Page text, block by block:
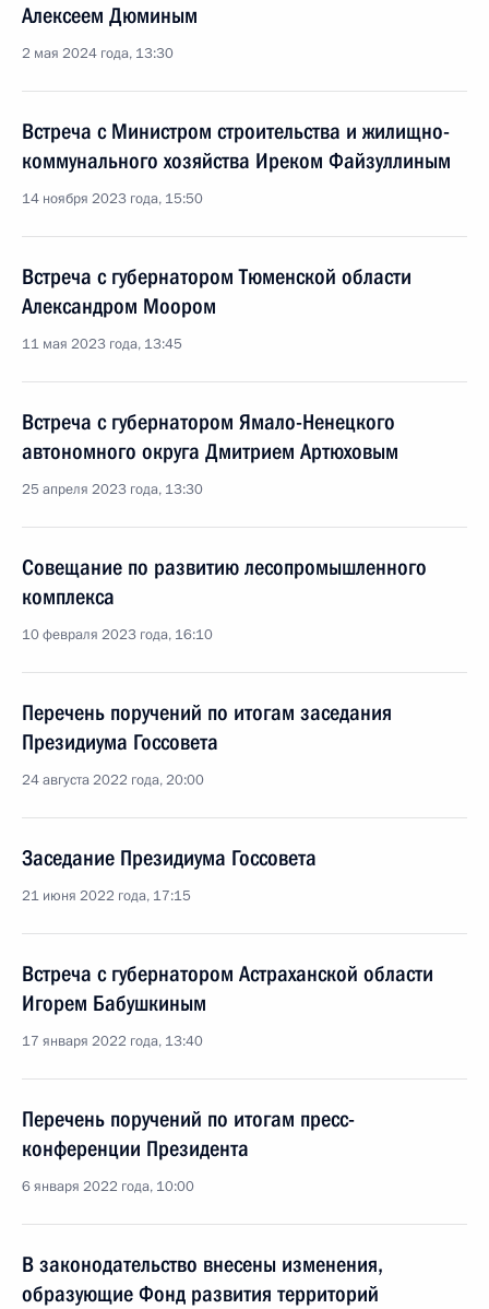
Алексеем Дюминым
2 мая 2024 года, 13:30
Встреча с Министром строительства и жилищно-
коммунального хозяйства Иреком Файзуллиным
14 ноября 2023 года, 15:50
Встреча с губернатором Тюменской области
Александром Моором
11 мая 2023 года, 13:45
Встреча с губернатором Ямало-Ненецкого
автономного округа Дмитрием Артюховым
25 апреля 2023 года, 13:30
Совещание по развитию лесопромышленного
комплекса
10 февраля 2023 года, 16:10
Перечень поручений по итогам заседания
Президиума Госсовета
24 августа 2022 года, 20:00
Заседание Президиума Госсовета
21 июня 2022 года, 17:15
Встреча с губернатором Астраханской области
Игорем Бабушкиным
17 января 2022 года, 13:40
Перечень поручений по итогам пресс-
конференции Президента
6 января 2022 года, 10:00
В законодательство внесены изменения,
образующие Фонд развития территорий